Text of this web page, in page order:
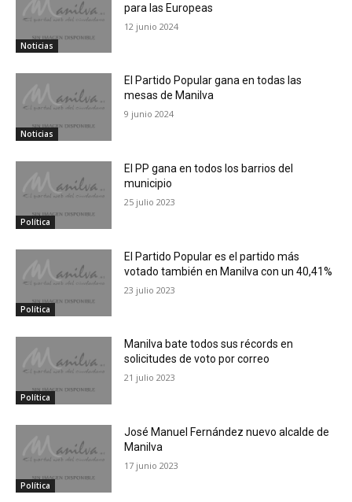
Noticias
para las Europeas
12 junio 2024
Noticias
El Partido Popular gana en todas las
mesas de Manilva
9 junio 2024
Política
El PP gana en todos los barrios del
municipio
25 julio 2023
Política
El Partido Popular es el partido más
votado también en Manilva con un 40,41%
23 julio 2023
Política
Manilva bate todos sus récords en
solicitudes de voto por correo
21 julio 2023
Política
José Manuel Fernández nuevo alcalde de
Manilva
17 junio 2023